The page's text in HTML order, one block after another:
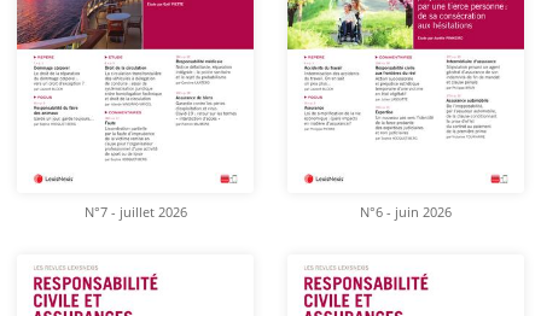
N°7 - juillet 2026 N°6 - juin 2026